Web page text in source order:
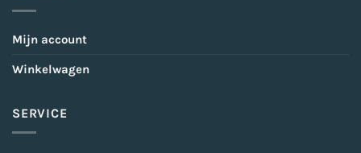
Mijn account
Winkelwagen
SERVICE